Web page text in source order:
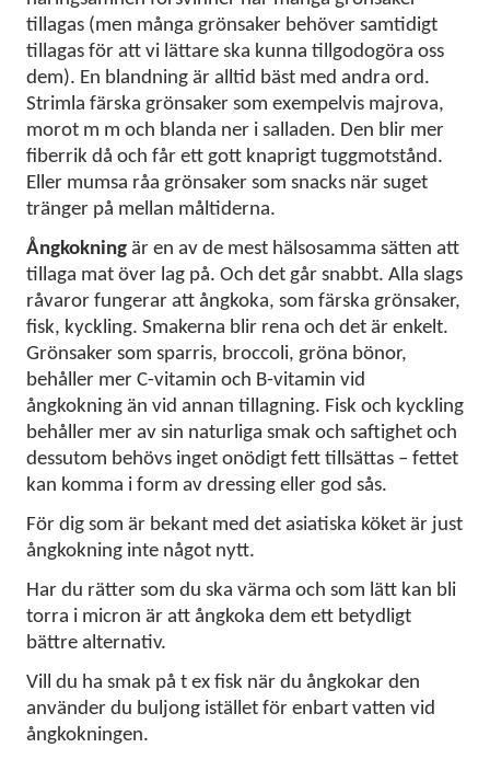
tillagas (men många grönsaker behöver samtidigt
tillagas för att vi lättare ska kunna tillgodogöra oss
dem). En blandning är alltid bäst med andra ord.
Strimla färska grönsaker som exempelvis majrova,
morot m m och blanda ner i salladen. Den blir mer
fiberrik då och får ett gott knaprigt tuggmotstånd.
Eller mumsa råa grönsaker som snacks när suget
tränger på mellan måltiderna.
Ångkokning är en av de mest hälsosamma sätten att
tillaga mat över lag på. Och det går snabbt. Alla slags
råvaror fungerar att ångkoka, som färska grönsaker,
fisk, kyckling. Smakerna blir rena och det är enkelt.
Grönsaker som sparris, broccoli, gröna bönor,
behåller mer C-vitamin och B-vitamin vid
ångkokning än vid annan tillagning. Fisk och kyckling
behåller mer av sin naturliga smak och saftighet och
dessutom behövs inget onödigt fett tillsättas – fettet
kan komma i form av dressing eller god sås.
För dig som är bekant med det asiatiska köket är just
ångkokning inte något nytt.
Har du rätter som du ska värma och som lätt kan bli
torra i micron är att ångkoka dem ett betydligt
bättre alternativ.
Vill du ha smak på t ex fisk när du ångkokar den
använder du buljong istället för enbart vatten vid
ångkokningen.